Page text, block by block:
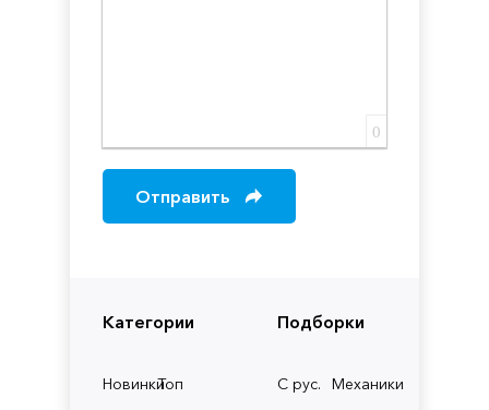
Категории
НовинкиТоп
Подборки
С рус.
Механики
0
Отправить